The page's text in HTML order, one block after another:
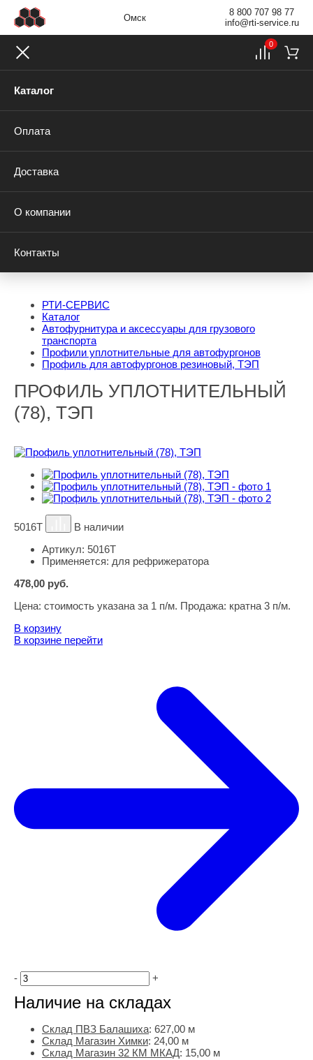
Омск
8 800 707 98 77
info@rti-service.ru
Каталог
Оплата
Доставка
О компании
Контакты
0
РТИ-СЕРВИС
Каталог
Автофурнитура и аксессуары для грузового
транспорта
Профили уплотнительные для автофургонов
Профиль для автофургонов резиновый, ТЭП
ПРОФИЛЬ УПЛОТНИТЕЛЬНЫЙ
(78), ТЭП
5016Т
В наличии
Артикул: 5016Т
Применяется: для рефрижератора
478,00 руб.
Цена: стоимость указана за 1 п/м. Продажа: кратна 3 п/м.
В корзину
В корзине перейти
- +
Наличие на складах
Склад ПВЗ Балашиха: 627,00 м
Склад Магазин Химки: 24,00 м
Склад Магазин 32 КМ МКАД: 15,00 м